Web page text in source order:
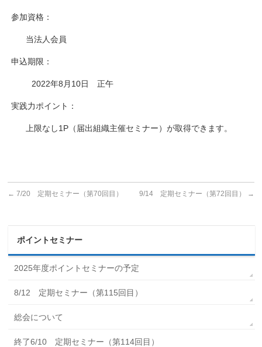
参加資格：
当法人会員
申込期限：
2022年8月10日 正午
実践力ポイント：
上限なし1P（届出組織主催セミナー）が取得できます。
← 7/20 定期セミナー（第70回目） 9/14 定期セミナー（第72回目） →
ポイントセミナー
2025年度ポイントセミナーの予定
8/12 定期セミナー（第115回目）
総会について
終了6/10 定期セミナー（第114回目）